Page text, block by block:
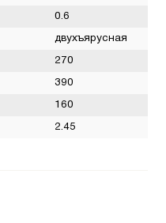
0.6
двухъярусная
270
390
160
2.45